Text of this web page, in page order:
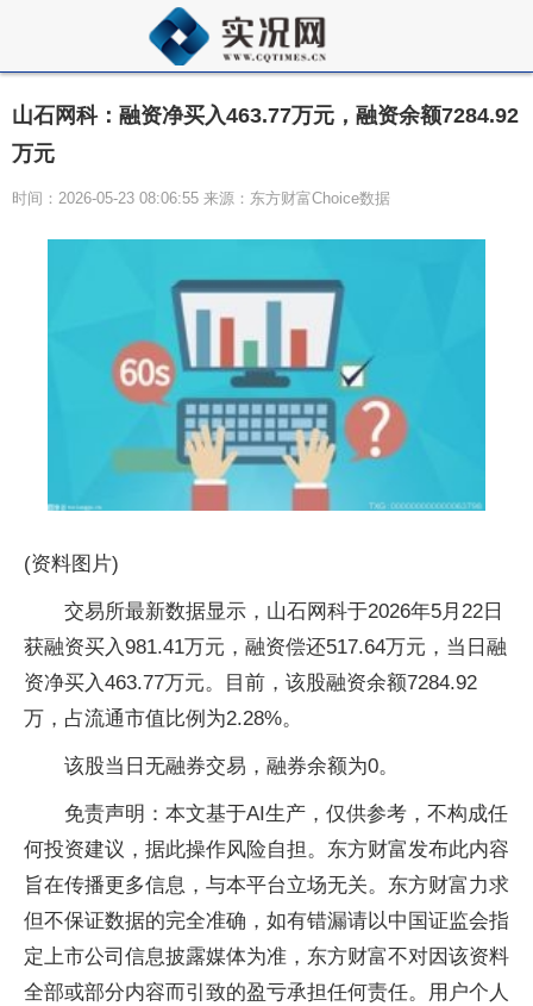
山石网科：融资净买入463.77万元，融资余额7284.92
万元
时间：2026-05-23 08:06:55 来源：东方财富Choice数据
(资料图片)
交易所最新数据显示，山石网科于2026年5月22日
获融资买入981.41万元，融资偿还517.64万元，当日融
资净买入463.77万元。目前，该股融资余额7284.92
万，占流通市值比例为2.28%。
该股当日无融券交易，融券余额为0。
免责声明：本文基于AI生产，仅供参考，不构成任
何投资建议，据此操作风险自担。东方财富发布此内容
旨在传播更多信息，与本平台立场无关。东方财富力求
但不保证数据的完全准确，如有错漏请以中国证监会指
定上市公司信息披露媒体为准，东方财富不对因该资料
全部或部分内容而引致的盈亏承担任何责任。用户个人